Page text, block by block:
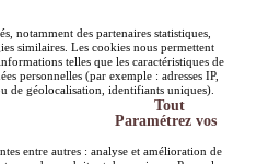
notamment des partenaires statistiques,
similaires. Les cookies nous permettent
telles que les caractéristiques de
personnelles (par exemple : adresses IP,
de géolocalisation, identifiants uniques).
Tout
Paramétrez vos
entre autres : analyse et amélioration de